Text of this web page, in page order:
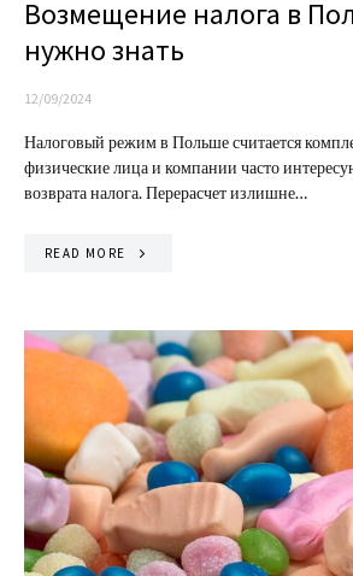
Возмещение налога в
нужно знать
12/09/2024
Налоговый режим в Польше считается
физические лица и компании часто
возврата налога. Перерасчет излишне…
READ MORE